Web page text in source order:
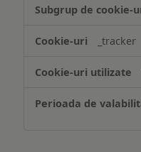
_tracker